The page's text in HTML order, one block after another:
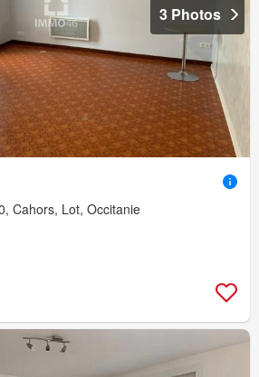
3 Photos
Cahors, Lot, Occitanie